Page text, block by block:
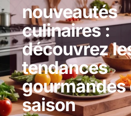
nouveautés
culinaires :
découvrez
tendances
gourmandes
saison